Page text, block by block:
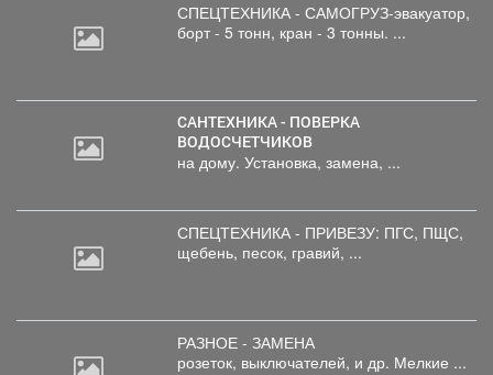
позволяют организовать
выгодные варианты
следования, лесопилка,
производство по обработке
древесины, СТО для всех
видов авто, таксопарк,
пункт по доставке и склад
различные варианты
обмена (недвижимость,
транспорт, металлопрокат,
уголь, сэндвич панели,
СПЕЦТЕХНИКА - САМОГРУЗ-эвакуатор,
борт - 5 тонн, кран - 3 тонны. ...
САНТЕХНИКА - ПОВЕРКА
ВОДОСЧЕТЧИКОВ
на дому. Установка, замена, ...
СПЕЦТЕХНИКА - ПРИВЕЗУ: ПГС, ПЩС,
щебень, песок, гравий, ...
РАЗНОЕ - ЗАМЕНА
розеток, выключателей, и др. Мелкие ...